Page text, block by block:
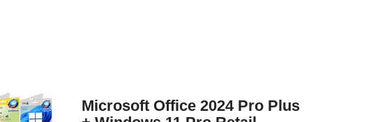
Microsoft Office 2024 Pro Plus